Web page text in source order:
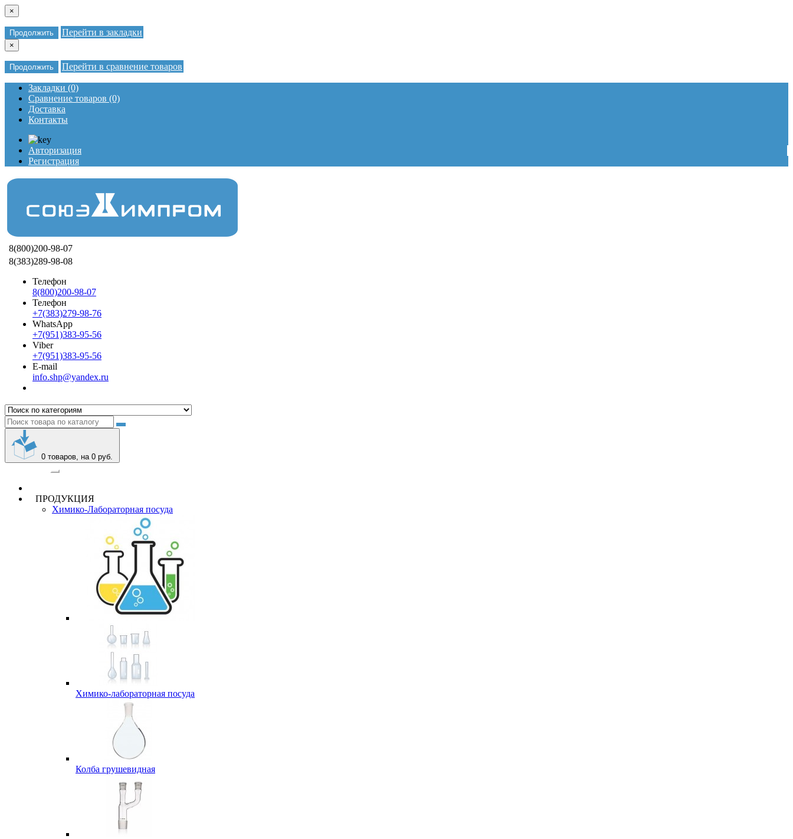
×
Продолжить Перейти в закладки
×
Продолжить Перейти в сравнение товаров
Закладки (0)
Сравнение товаров (0)
Доставка
Контакты
Авторизация
Регистрация
8(800)200-98-07
8(383)289-98-08
Телефон
8(800)200-98-07
Телефон
+7(383)279-98-76
WhatsApp
+7(951)383-95-56
Viber
+7(951)383-95-56
E-mail
info.shp@yandex.ru
0 товаров, на 0 руб.
ПРОДУКЦИЯ
Химико-Лабораторная посуда
Химико-лабораторная посуда
Колба грушевидная